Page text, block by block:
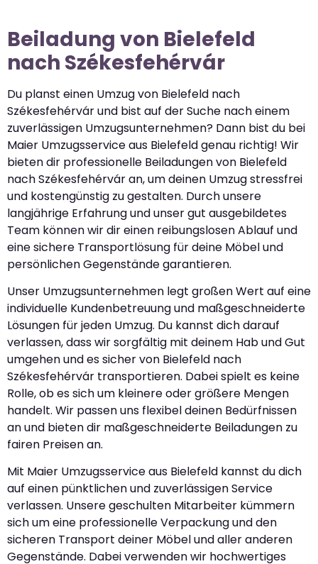
Beiladung von Bielefeld
nach Székesfehérvár
Du planst einen Umzug von Bielefeld nach
Székesfehérvár und bist auf der Suche nach einem
zuverlässigen Umzugsunternehmen? Dann bist du bei
Maier Umzugsservice aus Bielefeld genau richtig! Wir
bieten dir professionelle Beiladungen von Bielefeld
nach Székesfehérvár an, um deinen Umzug stressfrei
und kostengünstig zu gestalten. Durch unsere
langjährige Erfahrung und unser gut ausgebildetes
Team können wir dir einen reibungslosen Ablauf und
eine sichere Transportlösung für deine Möbel und
persönlichen Gegenstände garantieren.
Unser Umzugsunternehmen legt großen Wert auf eine
individuelle Kundenbetreuung und maßgeschneiderte
Lösungen für jeden Umzug. Du kannst dich darauf
verlassen, dass wir sorgfältig mit deinem Hab und Gut
umgehen und es sicher von Bielefeld nach
Székesfehérvár transportieren. Dabei spielt es keine
Rolle, ob es sich um kleinere oder größere Mengen
handelt. Wir passen uns flexibel deinen Bedürfnissen
an und bieten dir maßgeschneiderte Beiladungen zu
fairen Preisen an.
Mit Maier Umzugsservice aus Bielefeld kannst du dich
auf einen pünktlichen und zuverlässigen Service
verlassen. Unsere geschulten Mitarbeiter kümmern
sich um eine professionelle Verpackung und den
sicheren Transport deiner Möbel und aller anderen
Gegenstände. Dabei verwenden wir hochwertiges